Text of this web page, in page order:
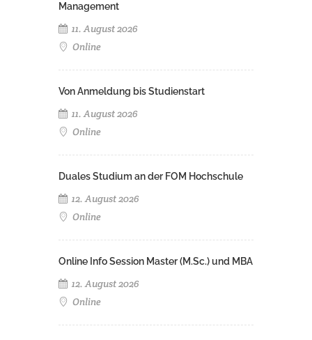
Management
11. August 2026
Online
Von Anmeldung bis Studienstart
11. August 2026
Online
Duales Studium an der FOM Hochschule
12. August 2026
Online
Online Info Session Master (M.Sc.) und MBA
12. August 2026
Online